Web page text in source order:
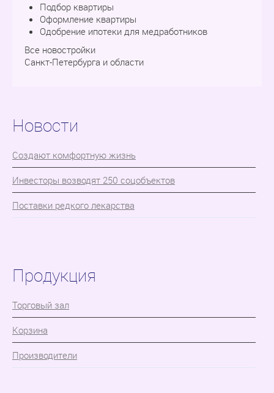
Подбор квартиры
Оформление квартиры
Одобрение ипотеки для медработников
Все новостройки
Санкт-Петербурга и области
Новости
Cоздают комфортную жизнь
Инвесторы возводят 250 соцобъектов
Поставки редкого лекарства
Продукция
Торговый зал
Корзина
Производители